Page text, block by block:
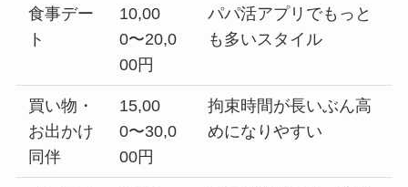
食事デー
ト
10,00
0〜20,0
00円
パパ活アプリでもっと
も多いスタイル
買い物・
お出かけ
同伴
15,00
0〜30,0
00円
拘束時間が長いぶん高
めになりやすい